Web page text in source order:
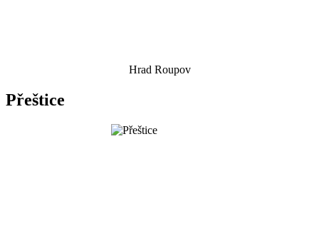
Hrad Roupov
Přeštice